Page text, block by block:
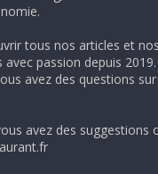
tous nos articles et
avec passion depuis
avez des questions
avez des suggestions